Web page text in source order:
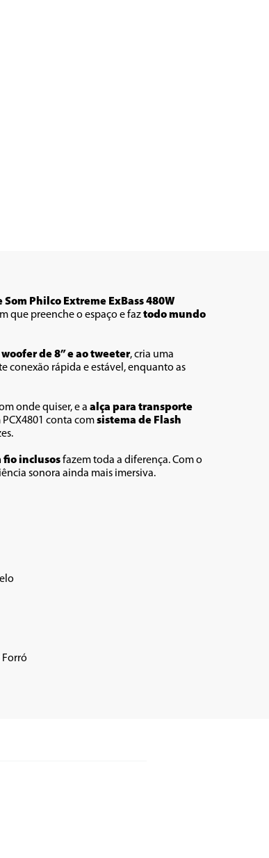
Som Philco Extreme ExBass 480W
que preenche o espaço e faz todo mundo
woofer de 8” e ao tweeter, cria uma
onde quiser, e a alça para transporte
conta com sistema de Flash
fio inclusos
sonora ainda mais imersiva.
Forró